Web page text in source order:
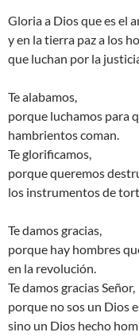
Gloria a Dios que es el
y en la tierra paz a los
que luchan por la
Te alabamos,
porque luchamos para
hambrientos coman.
Te glorificamos,
porque queremos
los instrumentos de
Te damos gracias,
porque hay hombres
en la revolución.
Te damos gracias Señor,
porque no sos un Dios
sino un Dios hecho